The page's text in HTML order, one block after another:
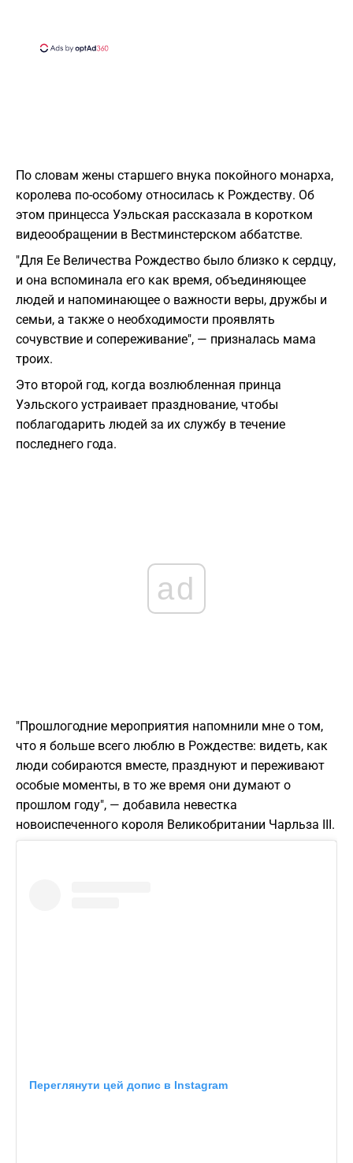
По словам жены старшего внука покойного монарха,
королева по-особому относилась к Рождеству. Об
этом принцесса Уэльская рассказала в коротком
видеообращении в Вестминстерском аббатстве.
"Для Ее Величества Рождество было близко к сердцу,
и она вспоминала его как время, объединяющее
людей и напоминающее о важности веры, дружбы и
семьи, а также о необходимости проявлять
сочувствие и сопереживание", — призналась мама
троих.
Это второй год, когда возлюбленная принца
Уэльского устраивает празднование, чтобы
поблагодарить людей за их службу в течение
последнего года.
ad
"Прошлогодние мероприятия напомнили мне о том,
что я больше всего люблю в Рождестве: видеть, как
люди собираются вместе, празднуют и переживают
особые моменты, в то же время они думают о
прошлом году", — добавила невестка
новоиспеченного короля Великобритании Чарльза ІІІ.
Переглянути цей допис в Instagram